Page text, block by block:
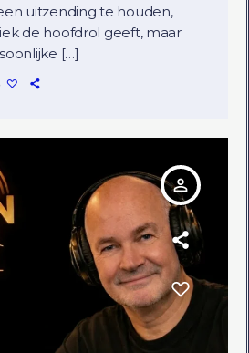
uitzending te houden,
de hoofdrol geeft, maar
[…]
person_outline